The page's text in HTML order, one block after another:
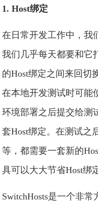
1. Host绑定
在日常开发工作中，我
我们几乎每天都要和它
的Host绑定之间来回切
在本地开发测试时可能
环境部署之后提交给测
套Host绑定。在测试之
等，都需要一套新的
具可以大大节省Host绑
SwitchHosts是一个非